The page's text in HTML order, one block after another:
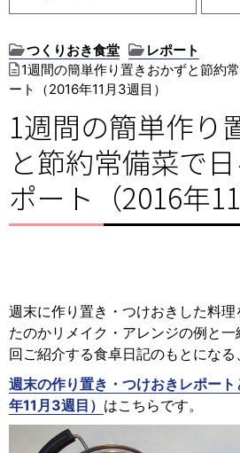
つくりおき食堂
レポート
1週間の簡単作り置きおかずと節約
ート（2016年11月3週目）
1週間の簡単作り
と節約常備菜で
ポート（2016年11
週末に作り置き・つけおきした料
たのかリメイク・アレンジの例と
回ご紹介する食卓日記のもとになる、
週末の作り置き・つけおきレポー
年11月3週目） はこちらです。